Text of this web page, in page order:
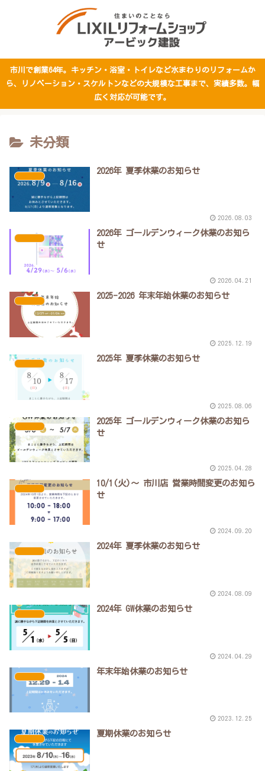
市川で創業64年。キッチン・浴室・トイレなど水まわりのリフォームか
ら、リノベーション・スケルトンなどの大規模な工事まで、実績多数。幅
広く対応が可能です。
未分類
2026年 夏季休業のお知らせ
2026.08.03
2026年 ゴールデンウィーク休業のお知ら
せ
2026.04.21
2025-2026 年末年始休業のお知らせ
2025.12.19
2025年 夏季休業のお知らせ
2025.08.06
2025年 ゴールデンウィーク休業のお知ら
せ
2025.04.28
10/1(火)～ 市川店 営業時間変更のお知ら
せ
2024.09.20
2024年 夏季休業のお知らせ
2024.08.09
2024年 GW休業のお知らせ
2024.04.29
年末年始休業のお知らせ
2023.12.25
夏期休業のお知らせ